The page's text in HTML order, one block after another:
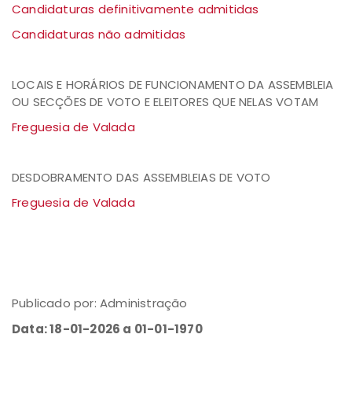
Candidaturas definitivamente admitidas
Candidaturas não admitidas
LOCAIS E HORÁRIOS DE FUNCIONAMENTO DA ASSEMBLEIA
OU SECÇÕES DE VOTO E ELEITORES QUE NELAS VOTAM
Freguesia de Valada
DESDOBRAMENTO DAS ASSEMBLEIAS DE VOTO
Freguesia de Valada
Publicado por: Administração
Data: 18-01-2026 a 01-01-1970